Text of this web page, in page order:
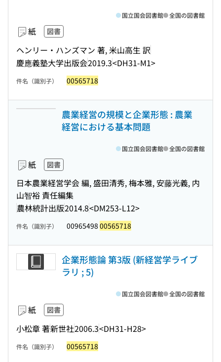
紙 図書
ヘンリー・ハンズマン 著, 米山高生 訳
慶應義塾大学出版会2019.3<DH31-M1>
国立国会図書館 全国の図書館
件名（識別子） 00565718
農業経営の規模と企業形態 : 農業
経営における基本問題
紙 図書
日本農業経営学会 編, 盛田清秀, 梅本雅, 安藤光義, 内
山智裕 責任編集
農林統計出版2014.8<DM253-L12>
国立国会図書館 全国の図書館
件名（識別子） 00965498 00565718
企業形態論 第3版 (新経営学ライブ
ラリ ; 5)
紙 図書
小松章 著新世社2006.3<DH31-H28>
国立国会図書館 全国の図書館
件名（識別子） 00565718